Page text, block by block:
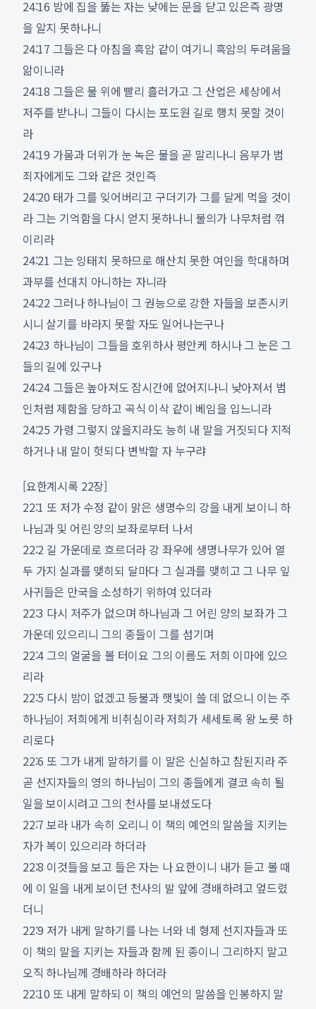
24:16 밤에 집을 뚫는 자는 낮에는 문을 닫고 있은즉 광명
을 알지 못하나니
24:17 그들은 다 아침을 흑암 같이 여기니 흑암의 두려움을
앎이니라
24:18 그들은 물 위에 빨리 흘러가고 그 산업은 세상에서
저주를 받나니 그들이 다시는 포도원 길로 행치 못할 것이
라
24:19 가뭄과 더위가 눈 녹은 물을 곧 말리나니 음부가 범
죄자에게도 그와 같은 것인즉
24:20 태가 그를 잊어버리고 구더기가 그를 달게 먹을 것이
라 그는 기억함을 다시 얻지 못하나니 불의가 나무처럼 꺾
이리라
24:21 그는 잉태치 못하므로 해산치 못한 여인을 학대하며
과부를 선대치 아니하는 자니라
24:22 그러나 하나님이 그 권능으로 강한 자들을 보존시키
시니 살기를 바라지 못할 자도 일어나는구나
24:23 하나님이 그들을 호위하사 평안케 하시나 그 눈은 그
들의 길에 있구나
24:24 그들은 높아져도 잠시간에 없어지나니 낮아져서 범
인처럼 제함을 당하고 곡식 이삭 같이 베임을 입느니라
24:25 가령 그렇지 않을지라도 능히 내 말을 거짓되다 지적
하거나 내 말이 헛되다 변박할 자 누구랴
[요한계시록 22장]
22:1 또 저가 수정 같이 맑은 생명수의 강을 내게 보이니 하
나님과 및 어린 양의 보좌로부터 나서
22:2 길 가운데로 흐르더라 강 좌우에 생명나무가 있어 열
두 가지 실과를 맺히되 달마다 그 실과를 맺히고 그 나무 잎
사귀들은 만국을 소성하기 위하여 있더라
22:3 다시 저주가 없으며 하나님과 그 어린 양의 보좌가 그
가운데 있으리니 그의 종들이 그를 섬기며
22:4 그의 얼굴을 볼 터이요 그의 이름도 저희 이마에 있으
리라
22:5 다시 밤이 없겠고 등불과 햇빛이 쓸 데 없으니 이는 주
하나님이 저희에게 비취심이라 저희가 세세토록 왕 노릇 하
리로다
22:6 또 그가 내게 말하기를 이 말은 신실하고 참된지라 주
곧 선지자들의 영의 하나님이 그의 종들에게 결코 속히 될
일을 보이시려고 그의 천사를 보내셨도다
22:7 보라 내가 속히 오리니 이 책의 예언의 말씀을 지키는
자가 복이 있으리라 하더라
22:8 이것들을 보고 들은 자는 나 요한이니 내가 듣고 볼 때
에 이 일을 내게 보이던 천사의 발 앞에 경배하려고 엎드렸
더니
22:9 저가 내게 말하기를 나는 너와 네 형제 선지자들과 또
이 책의 말을 지키는 자들과 함께 된 종이니 그리하지 말고
오직 하나님께 경배하라 하더라
22:10 또 내게 말하되 이 책의 예언의 말씀을 인봉하지 말